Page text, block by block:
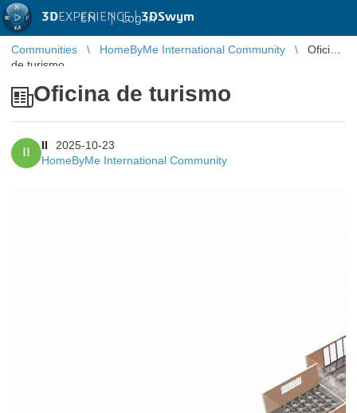
3DEXPERIENCE |3DSwym
EN | Log in
Communities HomeByMe International Community
Oficina
de turismo
Oficina de turismo
II
2025-10-23
HomeByMe International Community